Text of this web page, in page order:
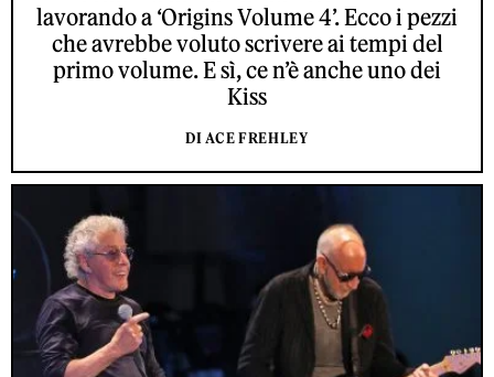
lavorando a ‘Origins Volume 4’. Ecco i pezzi
che avrebbe voluto scrivere ai tempi del
primo volume. E sì, ce n’è anche uno dei
Kiss
DI ACE FREHLEY